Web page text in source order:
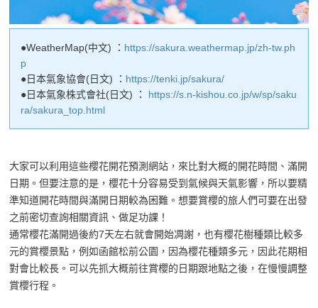
●WeatherMap(中文) ： https://sakura.weathermap.jp/zh-tw.ph
p
●日本氣象協會(日文) ： https://tenki.jp/sakura/
●日本氣象株式會社(日文) ： https://s.n-kishou.co.jp/w/sp/saku
ra/sakura_top.html
大家可以利用這些櫻花開花預測網站，來比對大概的開花時間、滿開
日期。但要注意的是，櫻花十分容易受到氣候與天氣影響，所以要精
準知道開花時間與滿開日期較為困難。想要賞櫻的旅人們可要在出發
之前密切查詢相關資訊、做足功課！
通常櫻花滿開過後約7天左右就會開始凋謝，也有櫻花樹種類比較多
元的賞櫻景點，例如函館松前公園，因為櫻花種類多元，因此花期相
對會比較長。可以先抓大概前往賞櫻的日期跟地點之後，在慢慢調整
賞櫻行程。